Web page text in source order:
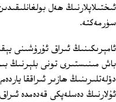
ئىختىلاپلارنىڭ ھەل
سۈرمەكتە.
ئامېرىكىنىڭ ئىراق ئۇرۇشىنى
باش مىنىستىرى تونى بلېرنىڭ
دۆلەتلىرىنىڭ ھازىر ئىراققا
ئۇلارنىڭ دەسلەپكى قەدەمدە